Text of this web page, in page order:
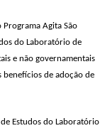
Agita São
do Laboratório de
e não governamentais
de adoção de
Estudos do Laboratório